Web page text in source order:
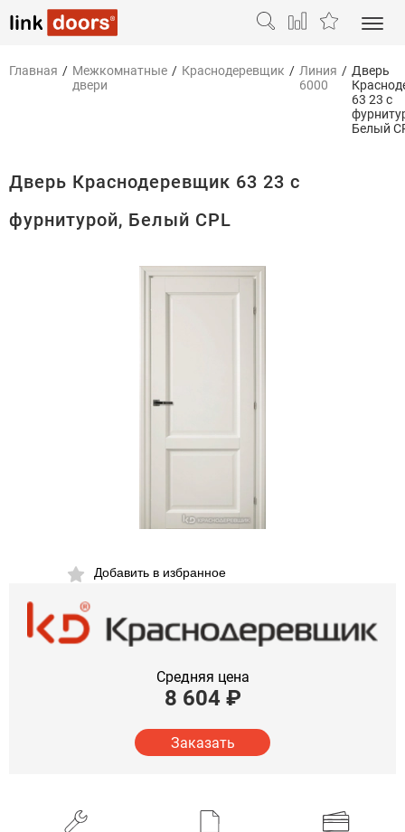
Главная / Межкомнатные
двери
/ Краснодеревщик / Линия
6000
/ Дверь
63 23 с
Белый
Дверь Краснодеревщик 63 23 с
фурнитурой, Белый CPL
Добавить в избранное
Средняя цена
8 604 ₽
Заказать